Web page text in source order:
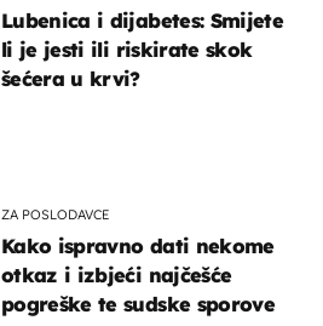
Lubenica i dijabetes: Smijete
li je jesti ili riskirate skok
šećera u krvi?
ZA POSLODAVCE
Kako ispravno dati nekome
otkaz i izbjeći najčešće
pogreške te sudske sporove